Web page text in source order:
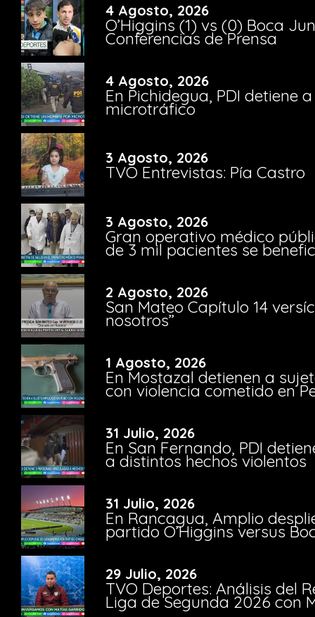
4 Agosto, 2026
O’Higgins (1) vs (0) Boca
Conferencias de Prensa
4 Agosto, 2026
En Pichidegua, PDI detiene
microtráfico
3 Agosto, 2026
TVO Entrevistas: Pía Castro
3 Agosto, 2026
Gran operativo médico
de 3 mil pacientes se
2 Agosto, 2026
San Mateo Capítulo 14
nosotros”
1 Agosto, 2026
En Mostazal detienen a
con violencia cometido en
31 Julio, 2026
En San Fernando, PDI
a distintos hechos violentos
31 Julio, 2026
En Rancagua, Amplio
partido O’Higgins versus
29 Julio, 2026
TVO Deportes: Análisis del
Liga de Segunda 2026 con